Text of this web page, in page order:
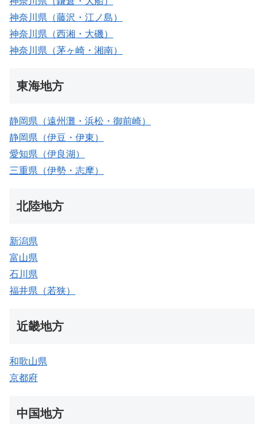
神奈川県（藤沢・江ノ島）
神奈川県（西湘・大磯）
神奈川県（茅ヶ崎・湘南）
東海地方
静岡県（遠州灘・浜松・御前崎）
静岡県（伊豆・伊東）
愛知県（伊良湖）
三重県（伊勢・志摩）
北陸地方
新潟県
富山県
石川県
福井県（若狭）
近畿地方
和歌山県
京都府
中国地方